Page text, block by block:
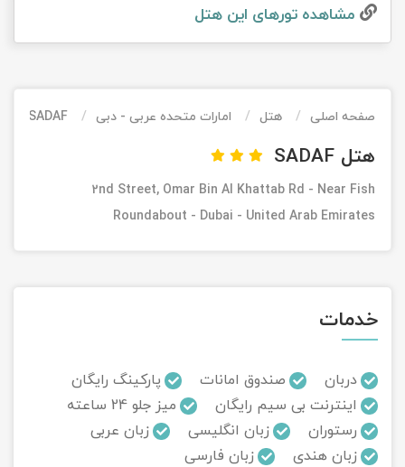
مشاهده تور‌های این هتل
صفحه اصلی هتل امارات متحده عربی - دبی SADAF
هتل SADAF
2nd Street, Omar Bin Al Khattab Rd - Near Fish
Roundabout - Dubai - United Arab Emirates
خدمات
دربان صندوق امانات
پارکینگ رایگان
اینترنت بی سیم رایگان
میز جلو 24 ساعته
رستوران
زبان انگلیسی
زبان عربی
زبان هندی
زبان فارسی
تور کویر کاراکال
تور کویر مصر
تور کویر ابوزیدآباد
تور گلستان
تور سوباتان
تور کیش از ساری
اقساطی
تور کیش از بندرعباس
اقساطی
تور قزاقستان اقساطی
تور زیارتی اقساطی